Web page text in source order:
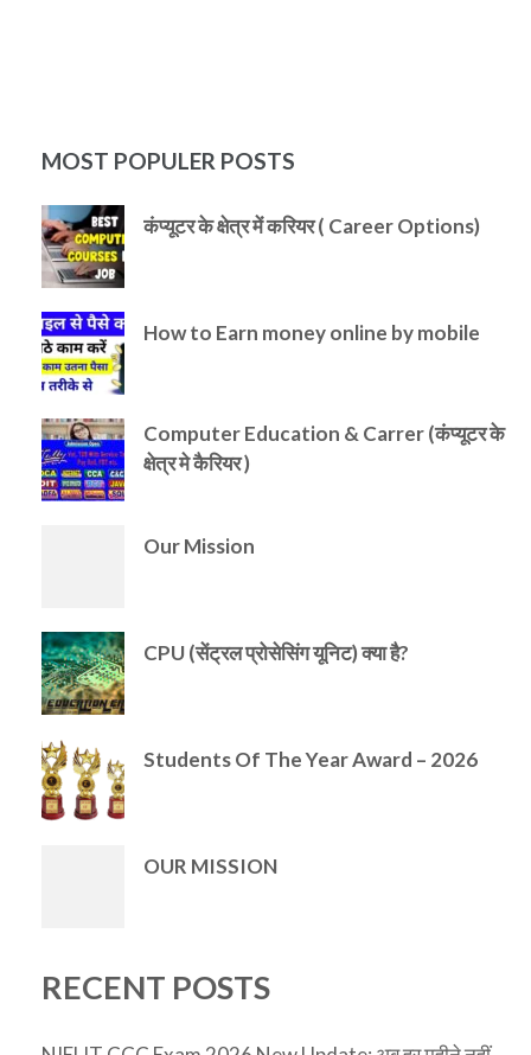
MOST POPULER POSTS
कंप्यूटर के क्षेत्र में करियर ( Career Options)
How to Earn money online by mobile
Computer Education & Carrer (कंप्यूटर के
क्षेत्र मे कैरियर )
Our Mission
CPU (सेंट्रल प्रोसेसिंग यूनिट) क्या है?
Students Of The Year Award – 2026
OUR MISSION
RECENT POSTS